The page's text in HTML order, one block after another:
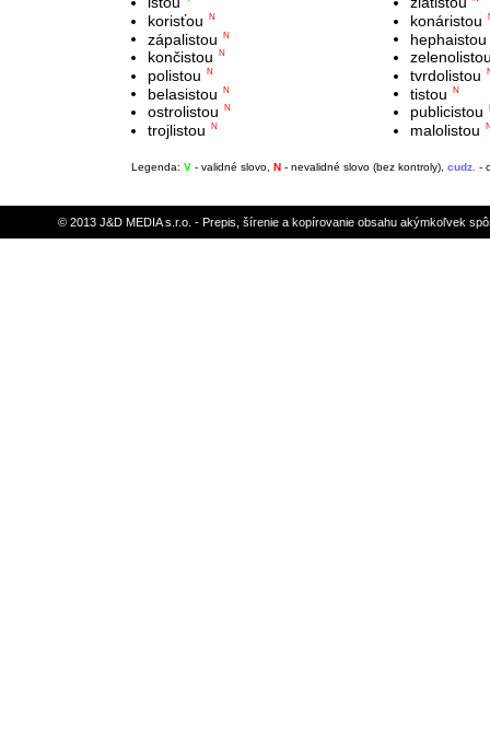
korisťou N
zápalistou N
končistou N
polistou N
belasistou N
ostrolistou N
trojlistou N
konáristou
hephaistou
tvrdolistou
tistou N
publicistou
malolistou
Legenda: V - validné slovo, N - nevalidné slovo (bez kontroly), cudz. -
© 2013 J&D MEDIA s.r.o. - Prepis, šírenie a kopírovanie obsahu akýmkoľvek